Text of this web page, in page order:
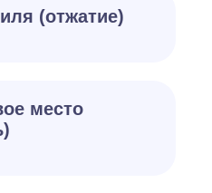
(отжатие)
место